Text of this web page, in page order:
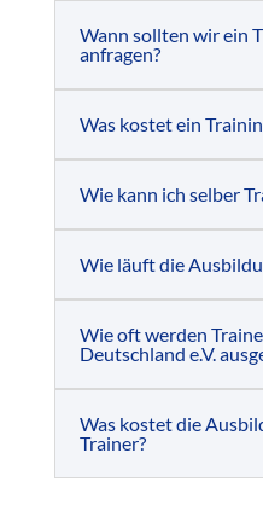
Wann sollten wir ein
anfragen?
Was kostet ein
Wie kann ich selber
Wie läuft die
Wie oft werden
Deutschland e.V.
Was kostet die
Trainer?